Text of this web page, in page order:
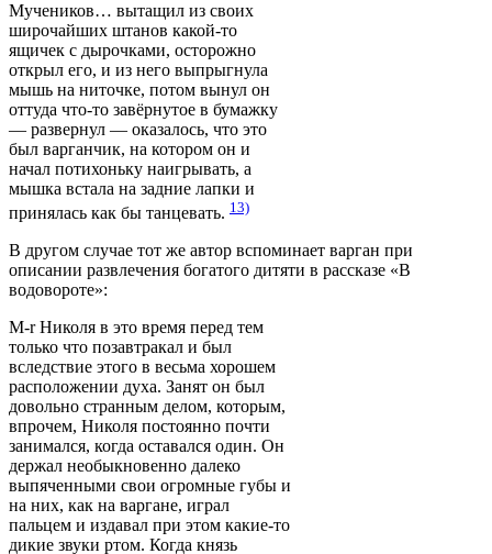
Мучеников… вытащил из своих
широчайших штанов какой-то
ящичек с дырочками, осторожно
открыл его, и из него выпрыгнула
мышь на ниточке, потом вынул он
оттуда что-то завёрнутое в бумажку
— развернул — оказалось, что это
был варганчик, на котором он и
начал потихоньку наигрывать, а
мышка встала на задние лапки и
принялась как бы танцевать. 13)
В другом случае тот же автор вспоминает варган при
описании развлечения богатого дитяти в рассказе «В
водовороте»:
M-r Николя в это время перед тем
только что позавтракал и был
вследствие этого в весьма хорошем
расположении духа. Занят он был
довольно странным делом, которым,
впрочем, Николя постоянно почти
занимался, когда оставался один. Он
держал необыкновенно далеко
выпяченными свои огромные губы и
на них, как на варгане, играл
пальцем и издавал при этом какие-то
дикие звуки ртом. Когда князь